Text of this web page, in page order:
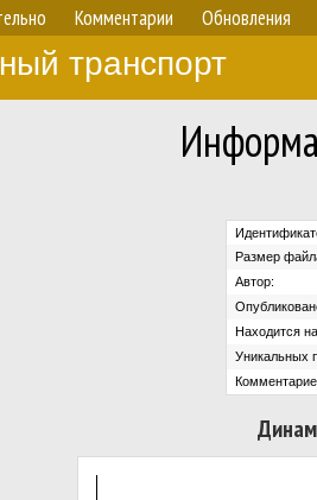
Комментарии Обновления
транспорт
Размер
Автор:
Находится
Уникальных